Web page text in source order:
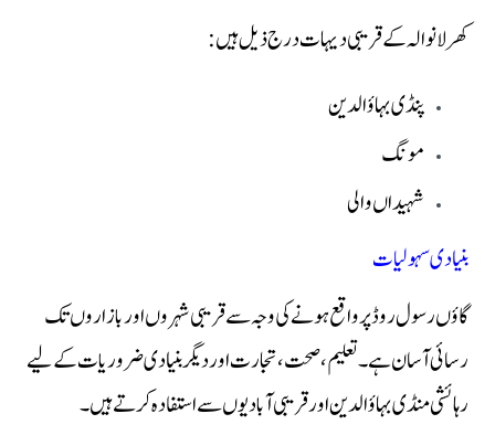
کھرلانوالہ کے قریبی دیہات درج ذیل ہیں:
پنڈی بہاؤالدین
مونگ
شہیداں والی
بنیادی سہولیات
گاؤں رسول روڈ پر واقع ہونے کی وجہ سے قریبی شہروں اور بازاروں تک
رسائی آسان ہے۔ تعلیم، صحت، تجارت اور دیگر بنیادی ضروریات کے لیے
رہائشی منڈی بہاؤالدین اور قریبی آبادیوں سے استفادہ کرتے ہیں۔